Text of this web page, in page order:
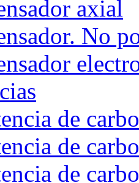
axial
No
de
de
de